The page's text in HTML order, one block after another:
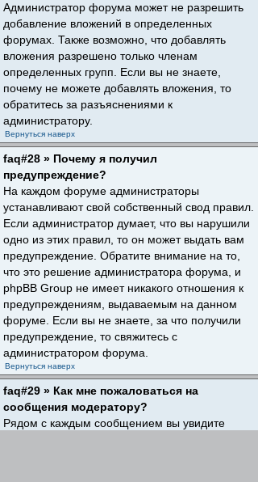
Администратор форума может не разрешить
добавление вложений в определенных
форумах. Также возможно, что добавлять
вложения разрешено только членам
определенных групп. Если вы не знаете,
почему не можете добавлять вложения, то
обратитесь за разъяснениями к
администратору.
Вернуться наверх
faq#28 » Почему я получил
предупреждение?
На каждом форуме администраторы
устанавливают свой собственный свод правил.
Если администратор думает, что вы нарушили
одно из этих правил, то он может выдать вам
предупреждение. Обратите внимание на то,
что это решение администратора форума, и
phpBB Group не имеет никакого отношения к
предупреждениям, выдаваемым на данном
форуме. Если вы не знаете, за что получили
предупреждение, то свяжитесь с
администратором форума.
Вернуться наверх
faq#29 » Как мне пожаловаться на
сообщения модератору?
Рядом с каждым сообщением вы увидите